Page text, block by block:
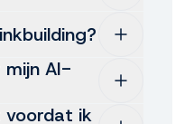
maken we
maken hangt
het medium en
van de
zien backlinks
een inhoudelijke
met een
jaren door; een
PR
het verkrijgen
AI-
voordat ik